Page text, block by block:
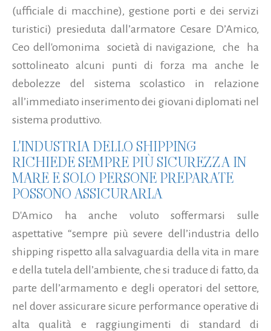
(ufficiale di macchine), gestione porti e dei servizi
turistici) presieduta dall’armatore Cesare D’Amico,
Ceo dell'omonima società di navigazione, che ha
sottolineato alcuni punti di forza ma anche le
debolezze del sistema scolastico in relazione
all’immediato inserimento dei giovani diplomati nel
sistema produttivo.
L'INDUSTRIA DELLO SHIPPING
RICHIEDE SEMPRE PIÙ SICUREZZA IN
MARE E SOLO PERSONE PREPARATE
POSSONO ASSICURARLA
D'Amico ha anche voluto soffermarsi sulle
aspettative “sempre più severe dell’industria dello
shipping rispetto alla salvaguardia della vita in mare
e della tutela dell’ambiente, che si traduce di fatto, da
parte dell’armamento e degli operatori del settore,
nel dover assicurare sicure performance operative di
alta qualità e raggiungimenti di standard di